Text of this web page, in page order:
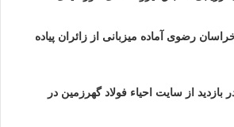
رضوی آماده میزبانی از زائران پیاده
بازدید از سایت احیاء فولاد گهرزمین در